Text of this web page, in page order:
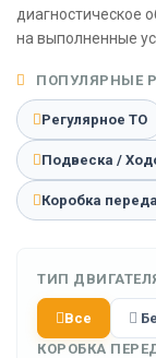
диагностическое
на выполненные
ПОПУЛЯРНЫЕ
Регулярное ТО
Подвеска /
Коробка
ТИП
Все
КОРОБКА